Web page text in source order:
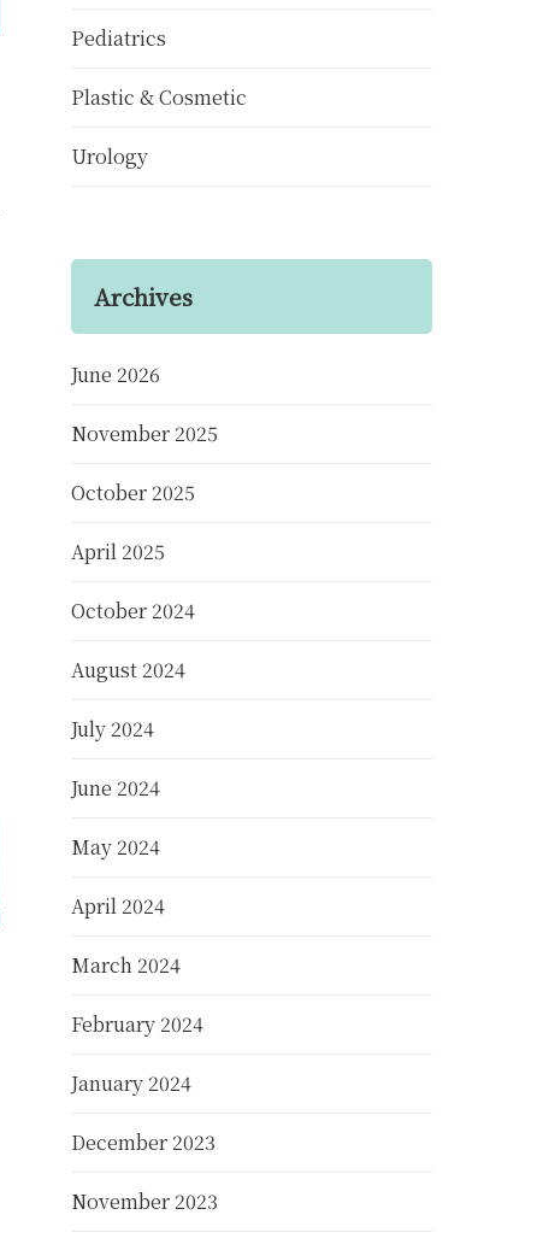
Pediatrics
Plastic & Cosmetic
Urology
Archives
June 2026
November 2025
October 2025
April 2025
October 2024
August 2024
July 2024
June 2024
May 2024
April 2024
March 2024
February 2024
January 2024
December 2023
November 2023